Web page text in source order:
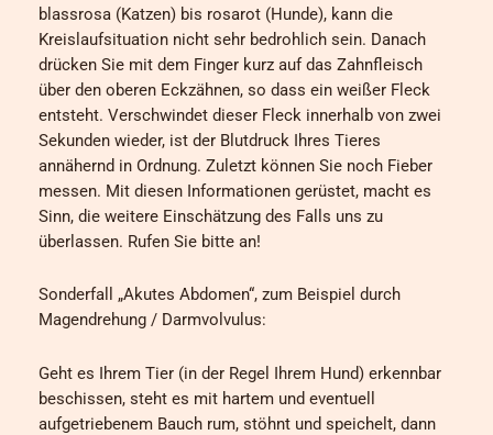
blassrosa (Katzen) bis rosarot (Hunde), kann die
Kreislaufsituation nicht sehr bedrohlich sein. Danach
drücken Sie mit dem Finger kurz auf das Zahnfleisch
über den oberen Eckzähnen, so dass ein weißer Fleck
entsteht. Verschwindet dieser Fleck innerhalb von zwei
Sekunden wieder, ist der Blutdruck Ihres Tieres
annähernd in Ordnung. Zuletzt können Sie noch Fieber
messen. Mit diesen Informationen gerüstet, macht es
Sinn, die weitere Einschätzung des Falls uns zu
überlassen. Rufen Sie bitte an!
Sonderfall „Akutes Abdomen“, zum Beispiel durch
Magendrehung / Darmvolvulus:
Geht es Ihrem Tier (in der Regel Ihrem Hund) erkennbar
beschissen, steht es mit hartem und eventuell
aufgetriebenem Bauch rum, stöhnt und speichelt, dann